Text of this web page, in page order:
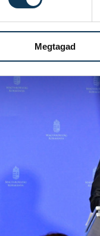
Megtagad